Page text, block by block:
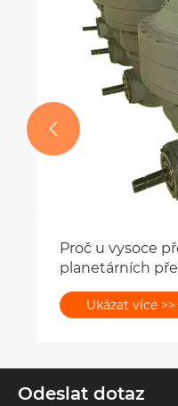
přesných systémů
převodovek záleží na

Odeslat dotaz